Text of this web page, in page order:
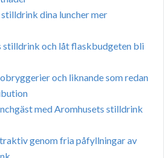
dina luncher mer
stilldrink och låt flaskbudgeten bli
och liknande som redan
med Aromhusets stilldrink
genom fria påfyllningar av